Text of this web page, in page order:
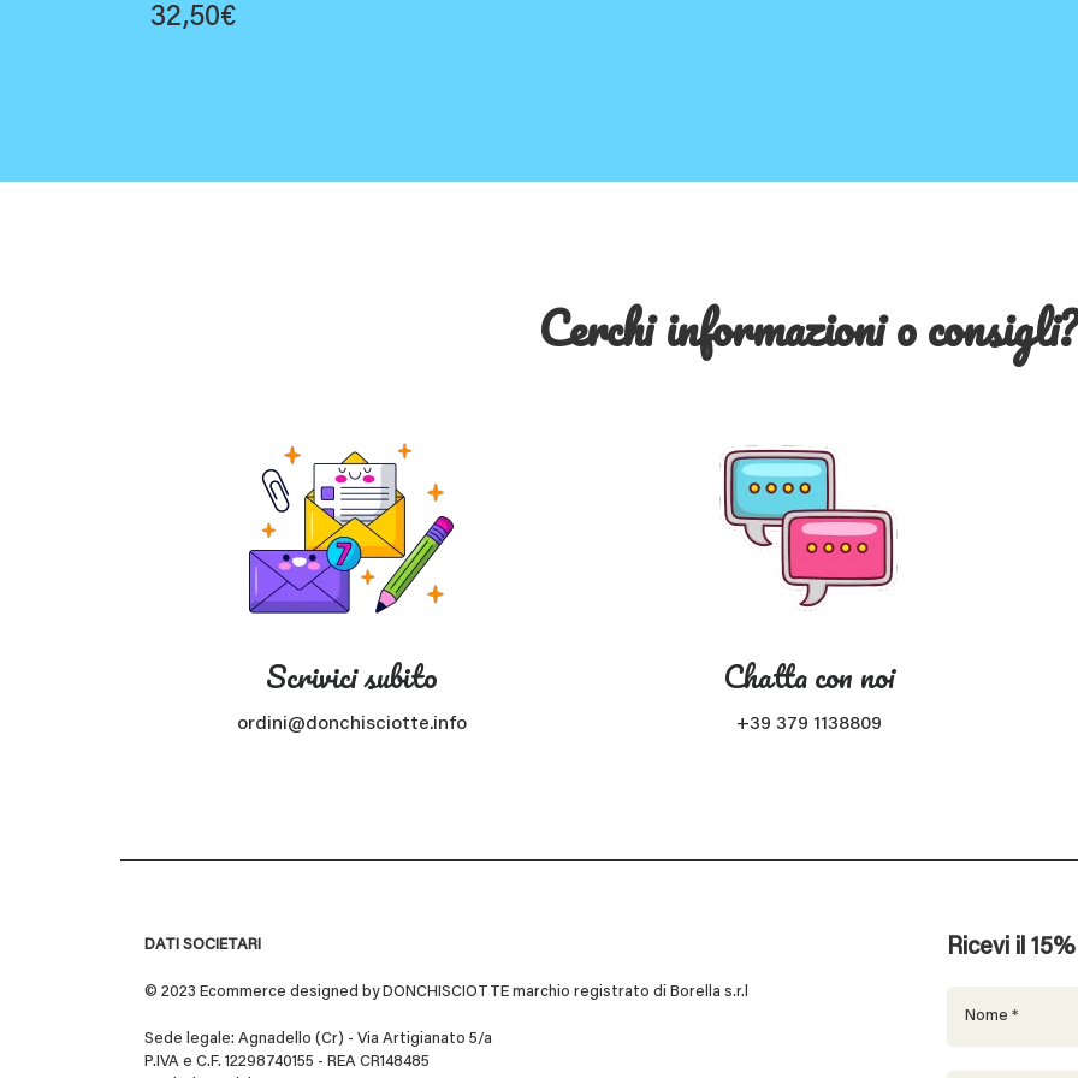
32,50€
Cerchi informazioni o consigli?
Scrivici subito
ordini@donchisciotte.info
Chatta con noi
+39 379 1138809
DATI SOCIETARI
© 2023 Ecommerce designed by DONCHISCIOTTE marchio registrato di Borella s.r.l
Sede legale: Agnadello (Cr) - Via Artigianato 5/a
P.IVA e C.F. 12298740155 - REA CR148485
Ricevi il